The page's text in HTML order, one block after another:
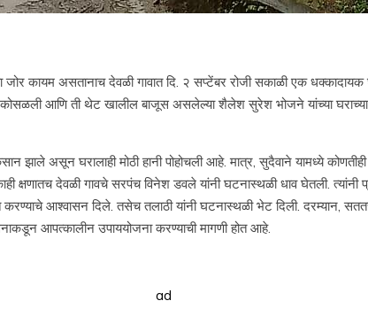
जोर कायम असतानाच देवळी गावात दि. २ सप्टेंबर रोजी सकाळी एक
कोसळली आणि ती थेट खालील बाजूस असलेल्या शैलेश सुरेश भोजने यांच्या
झाले असून घरालाही मोठी हानी पोहोचली आहे. मात्र, सुदैवाने यामध्ये कोणतीही
क्षणातच देवळी गावचे सरपंच विनेश डवले यांनी घटनास्थळी धाव घेतली. त्यांनी
आश्वासन दिले. तसेच तलाठी यांनी घटनास्थळी भेट दिली. दरम्यान,
आपत्कालीन उपाययोजना करण्याची मागणी होत आहे.